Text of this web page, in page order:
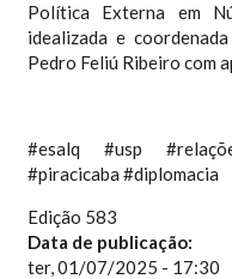
Política Externa em
idealizada e
Pedro Feliú Ribeiro com
#esalq #usp
#piracicaba #diplomacia
Edição 583
Data de publicação:
ter, 01/07/2025 - 17:30